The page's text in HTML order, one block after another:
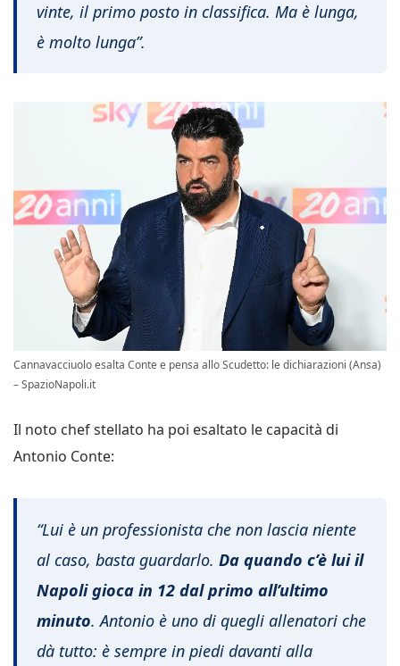
vinte, il primo posto in classifica. Ma è lunga,
è molto lunga”.
Cannavacciuolo esalta Conte e pensa allo Scudetto: le dichiarazioni (Ansa)
– SpazioNapoli.it
Il noto chef stellato ha poi esaltato le capacità di
Antonio Conte:
“Lui è un professionista che non lascia niente
al caso, basta guardarlo. Da quando c’è lui il
Napoli gioca in 12 dal primo all’ultimo
minuto. Antonio è uno di quegli allenatori che
dà tutto: è sempre in piedi davanti alla